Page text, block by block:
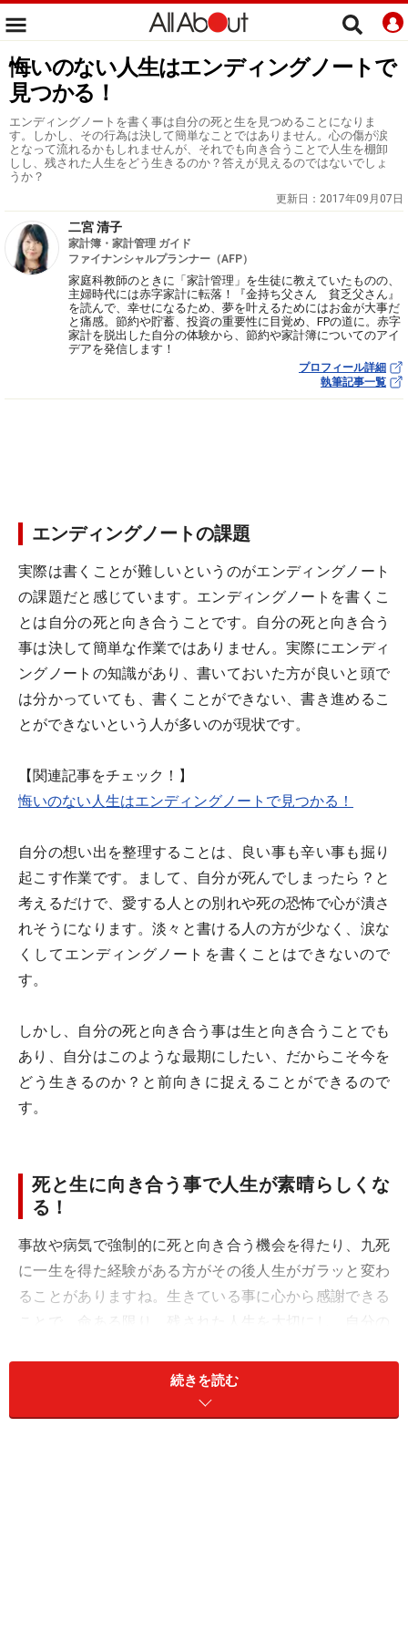
悔いのない人生はエンディングノートで
見つかる！
エンディングノートを書く事は自分の死と生を見つめることになりま
す。しかし、その行為は決して簡単なことではありません。心の傷が涙
となって流れるかもしれませんが、それでも向き合うことで人生を棚卸
しし、残された人生をどう生きるのか？答えが見えるのではないでしょ
うか？
更新日： 2017年09月07日
二宮 清子
家計簿・家計管理 ガイド
ファイナンシャルプランナー（AFP）
家庭科教師のときに「家計管理」を生徒に教えていたものの、
主婦時代には赤字家計に転落！『金持ち父さん 貧乏父さん』
を読んで、幸せになるため、夢を叶えるためにはお金が大事だ
と痛感。節約や貯蓄、投資の重要性に目覚め、FPの道に。赤字
家計を脱出した自分の体験から、節約や家計簿についてのアイ
デアを発信します！
プロフィール詳細
執筆記事一覧
エンディングノートの課題
実際は書くことが難しいというのがエンディングノート
の課題だと感じています。エンディングノートを書くこ
とは自分の死と向き合うことです。自分の死と向き合う
事は決して簡単な作業ではありません。実際にエンディ
ングノートの知識があり、書いておいた方が良いと頭で
は分かっていても、書くことができない、書き進めるこ
とができないという人が多いのが現状です。
【関連記事をチェック！】
悔いのない人生はエンディングノートで見つかる！
自分の想い出を整理することは、良い事も辛い事も掘り
起こす作業です。まして、自分が死んでしまったら？と
考えるだけで、愛する人との別れや死の恐怖で心が潰さ
れそうになります。淡々と書ける人の方が少なく、涙な
くしてエンディングノートを書くことはできないので
す。
しかし、自分の死と向き合う事は生と向き合うことでも
あり、自分はこのような最期にしたい、だからこそ今を
どう生きるのか？と前向きに捉えることができるので
す。
死と生に向き合う事で人生が素晴らしくな
る！
事故や病気で強制的に死と向き合う機会を得たり、九死
に一生を得た経験がある方がその後人生がガラッと変わ
ることがありますね。生きている事に心から感謝できる
ことで、命ある限り、残された人生を大切にし、自分の
楽天の三木谷さんは、阪神淡路大震災を経験し「人はい
つか死ぬ。人生は有限だ。残された時間は少ない」 と気
続きを読む